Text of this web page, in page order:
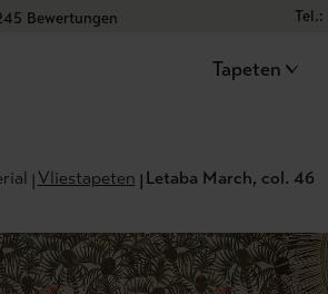
Bewertungen
Tel.:
Tapeten
Vliestapeten Letaba March, col. 46